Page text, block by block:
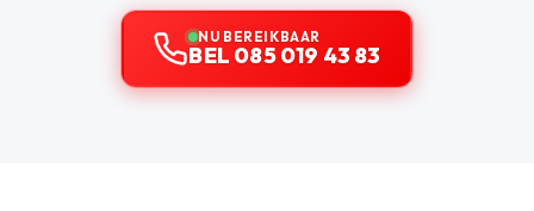
NU BEREIKBAAR
BEL 085 019 43 83